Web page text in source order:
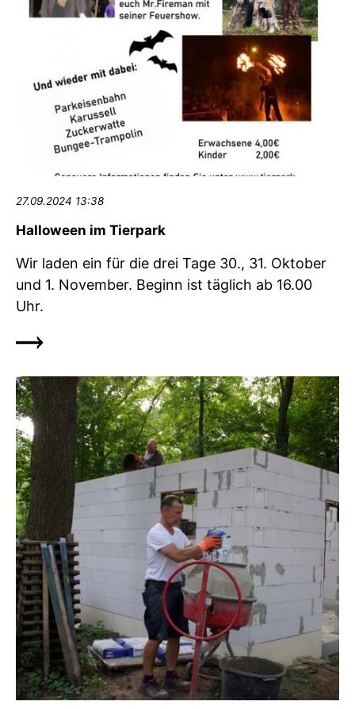
27.09.2024 13:38
Halloween im Tierpark
Wir laden ein für die drei Tage 30., 31. Oktober
und 1. November. Beginn ist täglich ab 16.00
Uhr.